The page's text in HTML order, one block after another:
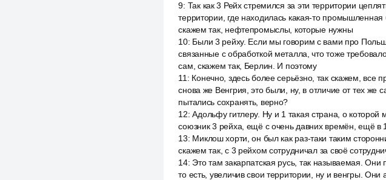
9: Так как 3 Рейх стремился за эти территории
территории, где находилась какая-то
скажем так, нефтепромыслы, которые нужны
10: Были 3 рейху. Если мы говорим с вами про
связанные с обработкой металла, что тоже
сам, скажем так, Берлин. И поэтому
11 : Конечно, здесь более серьёзно, так скажем, все
снова же Венгрия, это были, ну, в отличие от тех же
пытались сохранять, верно?
12:Адольфу гитлеру. Ну и 1 такая страна, о
союзник 3 рейха, ещё с очень давних времён, ещё в
13: Миклош хорти, он был как раз-таки таким
скажем так, с 3 рейхом сотрудничал за своё
14: Это там закарпатская русь, так называемая.
то есть, увеличив свои территории, ну и венгры.